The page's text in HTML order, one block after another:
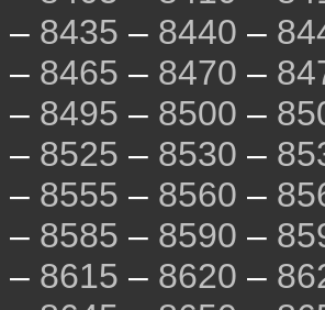
– 8435 – 8440 –
– 8465 – 8470 –
– 8495 – 8500 –
– 8525 – 8530 –
– 8555 – 8560 –
– 8585 – 8590 –
– 8615 – 8620 –